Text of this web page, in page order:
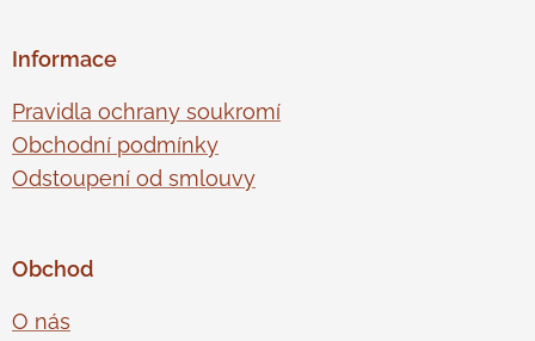
Informace
Pravidla ochrany soukromí
Obchodní podmínky
Odstoupení od smlouvy
Obchod
O nás